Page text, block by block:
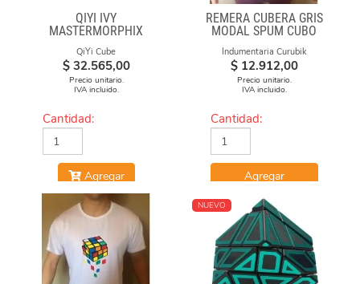
QIYI IVY
MASTERMORPHIX
QiYi Cube
$ 32.565,00
Precio unitario.
IVA incluido.
Cantidad:
Agregar
REMERA CUBERA GRIS
MODAL SPUM CUBO
Indumentaria Curubik
$ 12.912,00
Precio unitario.
IVA incluido.
Cantidad:
Agregar
NUEVO